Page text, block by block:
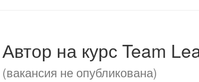
Автор на курс Team
(вакансия не опубликована)